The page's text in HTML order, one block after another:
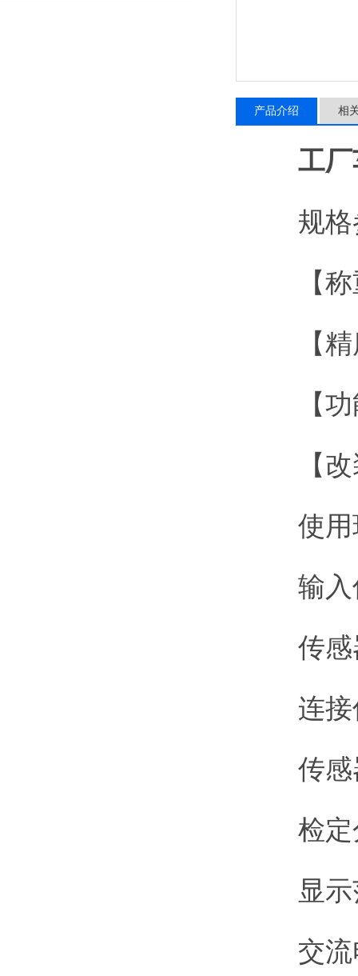
产品介绍 相
工
规格
【称重
【精度
【功能
【改装
使用
输入信
传感
连接传
传感
检定
显示范
交流电